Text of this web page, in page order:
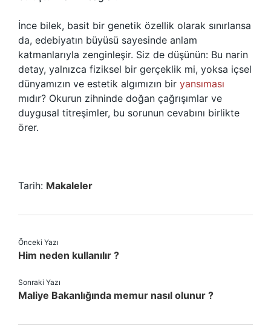
İnce bilek, basit bir genetik özellik olarak sınırlansa
da, edebiyatın büyüsü sayesinde anlam
katmanlarıyla zenginleşir. Siz de düşünün: Bu narin
detay, yalnızca fiziksel bir gerçeklik mi, yoksa içsel
dünyamızın ve estetik algımızın bir yansıması
mıdır? Okurun zihninde doğan çağrışımlar ve
duygusal titreşimler, bu sorunun cevabını birlikte
örer.
Tarih: Makaleler
Önceki Yazı
Him neden kullanılır ?
Sonraki Yazı
Maliye Bakanlığında memur nasıl olunur ?